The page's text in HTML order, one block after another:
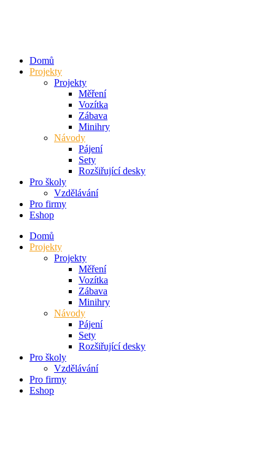
Domů
Projekty
Projekty
Měření
Vozítka
Zábava
Minihry
Návody
Pájení
Sety
Rozšiřující desky
Pro školy
Vzdělávání
Pro firmy
Eshop
Domů
Projekty
Projekty
Měření
Vozítka
Zábava
Minihry
Návody
Pájení
Sety
Rozšiřující desky
Pro školy
Vzdělávání
Pro firmy
Eshop